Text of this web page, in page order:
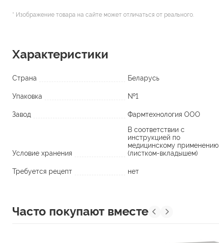
* Изображение товара на сайте может отличаться от реального.
Характеристики
Страна Беларусь
Упаковка №1
Завод Фармтехнология ООО
Условие хранения
В соответствии с
инструкцией по
медицинскому применению
(листком-вкладышем)
Требуется рецепт нет
Часто покупают вместе